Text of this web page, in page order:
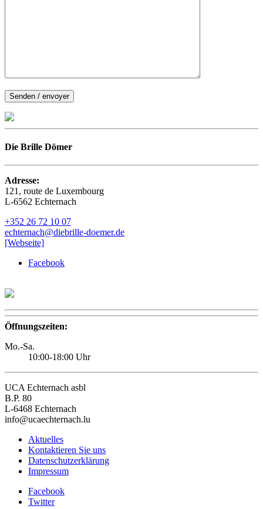
Die Brille Dömer
Adresse:
121, route de Luxembourg
L-6562 Echternach
+352 26 72 10 07
echternach@diebrille-doemer.de
[Webseite]
Facebook
Öffnungszeiten:
Mo.-Sa.
10:00-18:00 Uhr
UCA Echternach asbl
B.P. 80
L-6468 Echternach
info@ucaechternach.lu
Aktuelles
Kontaktieren Sie uns
Datenschutzerklärung
Impressum
Facebook
Twitter